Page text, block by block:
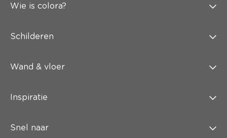
Wie is colora?
Schilderen
Wand & vloer
Inspiratie
Snel naar